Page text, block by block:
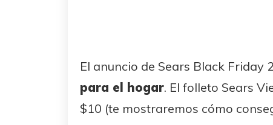
El anuncio de Sears Black Friday
para el hogar. El folleto Sears
$10 (te mostraremos cómo